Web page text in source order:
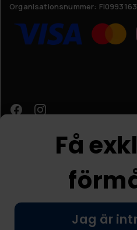
Organisationsnummer:
© Nordic Prostore 2026
Få
Jag är